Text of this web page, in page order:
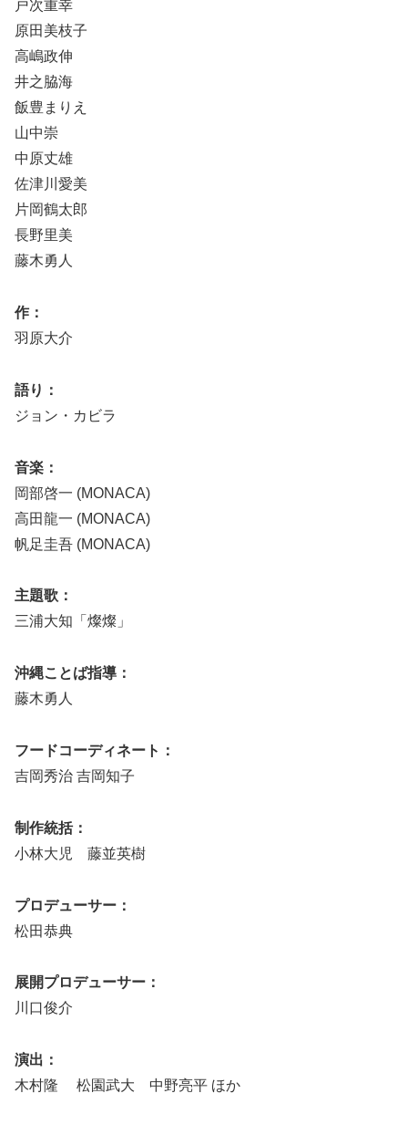
戸次重幸
原田美枝子
高嶋政伸
井之脇海
飯豊まりえ
山中崇
中原丈雄
佐津川愛美
片岡鶴太郎
長野里美
藤木勇人
作：
羽原大介
語り：
ジョン・カビラ
音楽：
岡部啓一 (MONACA)
高田龍一 (MONACA)
帆足圭吾 (MONACA)
主題歌：
三浦大知「燦燦」
沖縄ことば指導：
藤木勇人
フードコーディネート：
吉岡秀治 吉岡知子
制作統括：
小林大児 藤並英樹
プロデューサー：
松田恭典
展開プロデューサー：
川口俊介
演出：
木村隆 松園武大 中野亮平 ほか